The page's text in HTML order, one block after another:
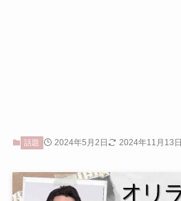
話題 2024年5月2日 2024年11月13日